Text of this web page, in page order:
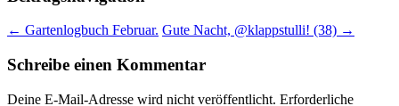
← Gartenlogbuch Februar. Gute Nacht, @klappstulli! (38) →
Schreibe einen Kommentar
Deine E-Mail-Adresse wird nicht veröffentlicht. Erforderliche